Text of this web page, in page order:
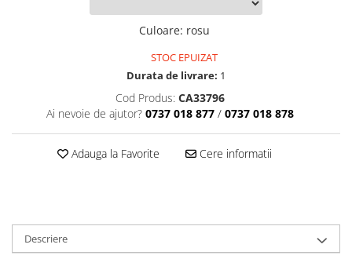
Culoare: rosu
STOC EPUIZAT
Durata de livrare: 1
Cod Produs: CA33796
Ai nevoie de ajutor? 0737 018 877 / 0737 018 878
Adauga la Favorite Cere informatii
Descriere